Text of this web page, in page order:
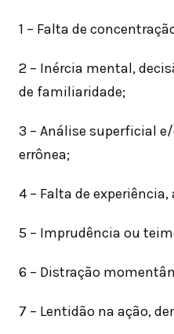
1 – Falta de
2 – Inércia mental,
de familiaridade;
3 – Análise superficial
errônea;
4 – Falta de
5 – Imprudência ou
6 – Distração
7 – Lentidão na ação,